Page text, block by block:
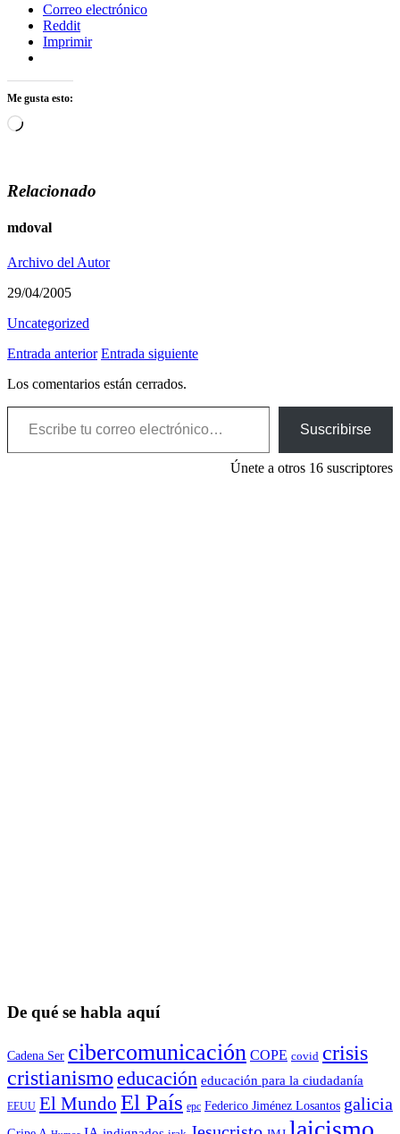
Correo electrónico
Reddit
Imprimir
Me gusta esto:
Cargando...
Relacionado
mdoval
Archivo del Autor
29/04/2005
Uncategorized
Entrada anterior Entrada siguiente
Los comentarios están cerrados.
Escribe tu correo electrónico…
Suscribirse
Únete a otros 16 suscriptores
De qué se habla aquí
Cadena Ser cibercomunicación COPE covid crisis
cristianismo educación educación para la ciudadaní­a
EEUU El Mundo El País epc Federico Jiménez Losantos galicia